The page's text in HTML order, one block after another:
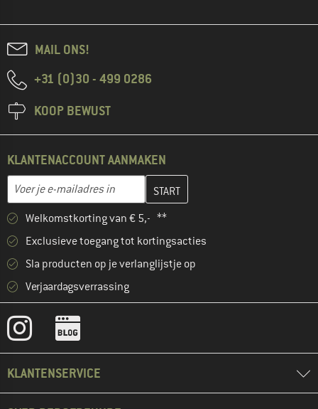
MAIL ONS!
+31 (0)30 - 499 0286
KOOP BEWUST
KLANTENACCOUNT AANMAKEN
E-mailadres
Vul je e-mailadres hier in en maak in de volgende stap je
Welkomstkorting van € 5,- **
Exclusieve toegang tot kortingsacties
Sla producten op je verlanglijstje op
Verjaardagsverrassing
KLANTENSERVICE